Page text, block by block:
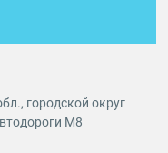
городской округ
М8